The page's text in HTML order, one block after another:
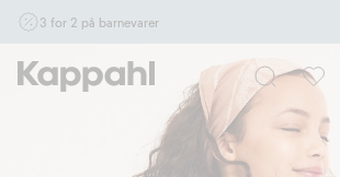
3 for 2 på barnevarer
17/8 i butikk & online for deg som er eller blir medlem.
andre tilbud eller rabatter.
Handle nå